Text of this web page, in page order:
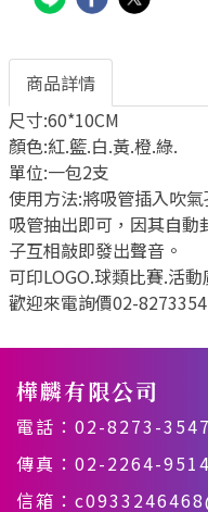
商品詳情
尺寸:60*10CM
顏色:紅.籃.白.黃.橙.綠.
單位:一包2支
使用方法:將吸管插入吹
吸管抽出即可，因其自
子互相敲即發出聲音。
可印LOGO.球類比賽.活
歡迎來電詢價02-
樺麟有限公司
電話： 02-8273-3547
傳真：02-2264-9514
信箱：